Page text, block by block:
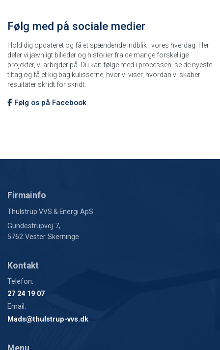
Følg med på sociale medier
Hold dig opdateret og få et spændende indblik i vores hverdag. Her
deler vi jævnligt billeder og historier fra de mange forskellige
projekter, vi arbejder på. Du kan følge med i processen, se de nyeste
tiltag og få et kig bag kulisserne, hvor vi viser, hvordan vi skaber
resultater skridt for skridt.
Følg os på Facebook
Firmainfo
Thulstrup VVS & Energi ApS
Gundestrupvej 7,
5762 Vester Skerninge
Kontakt
Telefon:
27 24 19 07
Email:
Mads@thulstrup-vvs.dk
Menu